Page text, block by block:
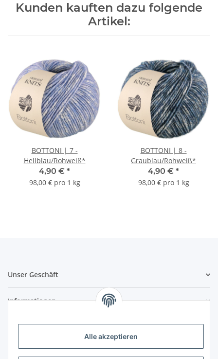
Alle akzeptieren
Kunden kauften dazu folgende
Artikel:
BOTTONI | 7 -
Hellblau/Rohweiß*
4,90 € *
98,00 € pro 1 kg
BOTTONI | 8 -
Graublau/Rohweiß*
4,90 € *
98,00 € pro 1 kg
Unser Geschäft
Informationen
Zahlungsmöglichkeiten
Vorkasse (per Bank-Überweisung)